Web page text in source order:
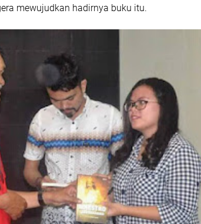
mewujudkan hadirnya buku itu.